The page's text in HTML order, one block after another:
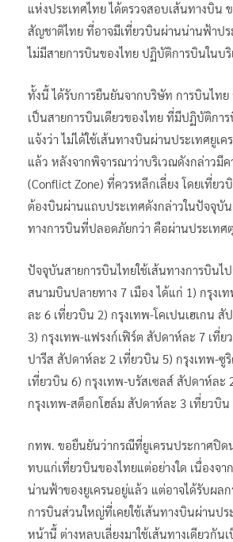
แห่งประเทศไทย ได้ตรวจสอบเส้นทางบิน
สัญชาติไทย ที่อาจมีเที่ยวบินผ่านน่านฟ้าปร
ไม่มีสายการบินของไทย ปฏิบัติการบินในบ
ทั้งนี้ ได้รับการยืนยันจากบริษัท การบินไท
เป็นสายการบินเดียวของไทย ที่มีปฏิบัติกา
แจ้งว่า ไม่ได้ใช้เส้นทางบินผ่านประเทศยูเค
แล้ว หลังจากพิจารณาว่าบริเวณดังกล่าวมีค
(Conflict Zone) ที่ควรหลีกเลี่ยง โดยเที่ย
ต้องบินผ่านแถบประเทศดังกล่าวในปัจจุบัน
ทางการบินที่ปลอดภัยกว่า คือผ่านประเทศ
ปัจจุบันสายการบินไทยใช้เส้นทางการบินไ
สนามบินปลายทาง 7 เมือง ได้แก่ 1) กรุง
ละ 6 เที่ยวบิน 2) กรุงเทพ-โคเปนเฮเกน สั
3) กรุงเทพ-แฟรงก์เฟิร์ต สัปดาห์ละ 7 เที่ย
ปารีส สัปดาห์ละ 2 เที่ยวบิน 5) กรุงเทพ-ซู
เที่ยวบิน 6) กรุงเทพ-บรัสเซลส์ สัปดาห์ละ
กรุงเทพ-สต็อกโฮล์ม สัปดาห์ละ 3 เที่ยวบิน
กทพ. ขอยืนยันว่ากรณีที่ยูเครนประกาศปิด
ทบแก่เที่ยวบินของไทยแต่อย่างใด เนื่องจา
น่านฟ้าของยูเครนอยู่แล้ว แต่อาจได้รับผล
การบินส่วนใหญ่ที่เคยใช้เส้นทางบินผ่านปร
หน้านี้ ต่างหลบเลี่ยงมาใช้เส้นทางเดียวกัน